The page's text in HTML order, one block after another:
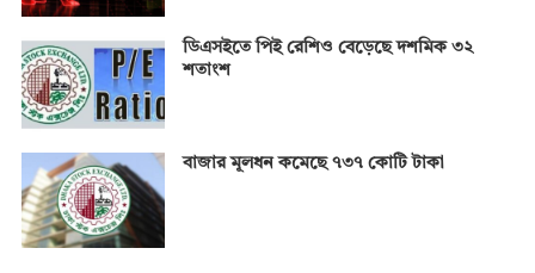
ডিএসইতে পিই রেশিও বেড়েছে দশমিক ৩২
শতাংশ
বাজার মূলধন কমেছে ৭৩৭ কোটি টাকা